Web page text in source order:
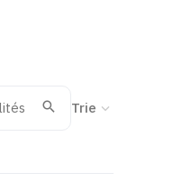
ValiderTrier la recherche